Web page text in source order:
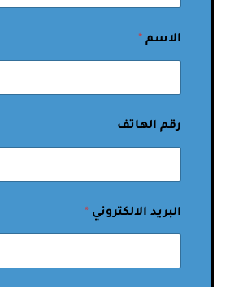
الاسم *
رقم الهاتف
البريد الالكتروني *